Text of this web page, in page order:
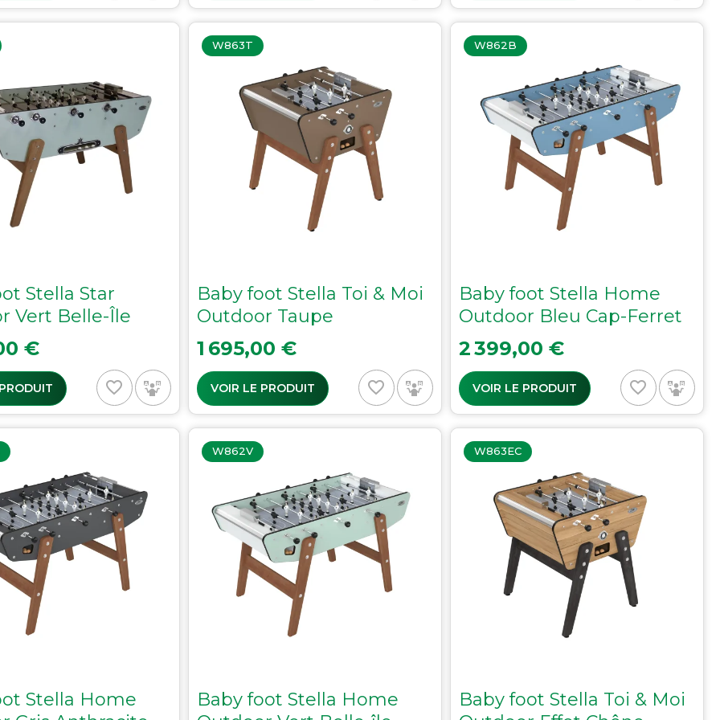
Stella Star
Vert Belle-Île
€
favorite_border
W863T
Baby foot Stella Toi & Moi
Outdoor Taupe
Prix
1 695,00 €
VOIR LE PRODUIT favorite_border
W862B
Baby foot Stella Home
Outdoor Bleu Cap-Ferret
Prix
2 399,00 €
VOIR LE PRODUIT favorite_border
Stella Home
W862V
Baby foot Stella Home
W863EC
Baby foot Stella Toi & Moi